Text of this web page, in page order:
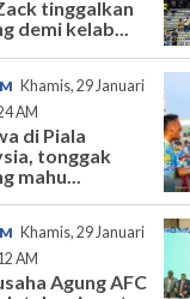
tinggalkan
demi kelab...
Khamis, 29 Januari
AM
di Piala
tonggak
mahu...
Khamis, 29 Januari
AM
Agung AFC